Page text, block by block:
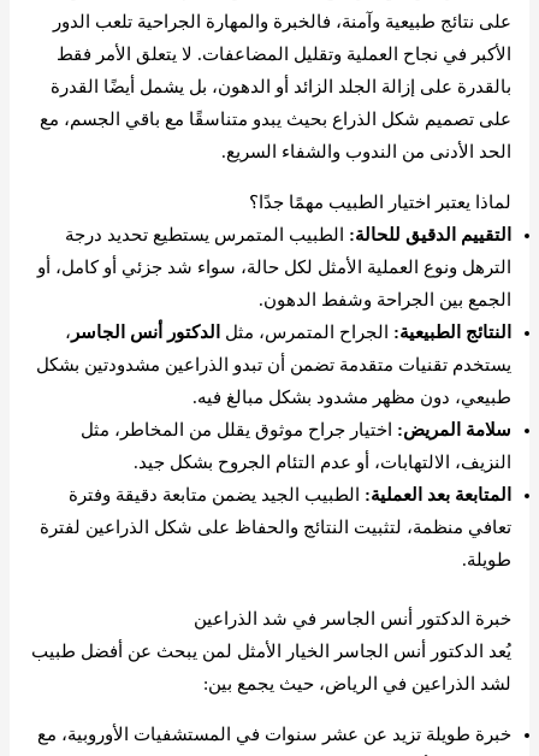
على نتائج طبيعية وآمنة، فالخبرة والمهارة الجراحية تلعب الدور
الأكبر في نجاح العملية وتقليل المضاعفات. لا يتعلق الأمر فقط
بالقدرة على إزالة الجلد الزائد أو الدهون، بل يشمل أيضًا القدرة
على تصميم شكل الذراع بحيث يبدو متناسقًا مع باقي الجسم، مع
الحد الأدنى من الندوب والشفاء السريع.
لماذا يعتبر اختيار الطبيب مهمًا جدًا؟
التقييم الدقيق للحالة: الطبيب المتمرس يستطيع تحديد درجة
الترهل ونوع العملية الأمثل لكل حالة، سواء شد جزئي أو كامل، أو
الجمع بين الجراحة وشفط الدهون.
النتائج الطبيعية: الجراح المتمرس، مثل الدكتور أنس الجاسر ،
يستخدم تقنيات متقدمة تضمن أن تبدو الذراعين مشدودتين بشكل
طبيعي، دون مظهر مشدود بشكل مبالغ فيه.
سلامة المريض: اختيار جراح موثوق يقلل من المخاطر، مثل
النزيف، الالتهابات، أو عدم التئام الجروح بشكل جيد.
المتابعة بعد العملية: الطبيب الجيد يضمن متابعة دقيقة وفترة
تعافي منظمة، لتثبيت النتائج والحفاظ على شكل الذراعين لفترة
طويلة.
خبرة الدكتور أنس الجاسر في شد الذراعين
يُعد الدكتور أنس الجاسر الخيار الأمثل لمن يبحث عن أفضل طبيب
لشد الذراعين في الرياض، حيث يجمع بين:
خبرة طويلة تزيد عن عشر سنوات في المستشفيات الأوروبية، مع